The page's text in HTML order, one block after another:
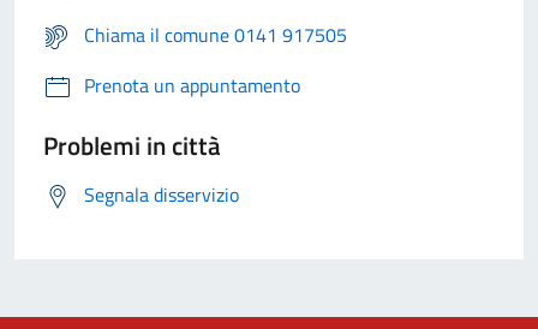
Chiama il comune 0141 917505
Prenota un appuntamento
Problemi in città
Segnala disservizio